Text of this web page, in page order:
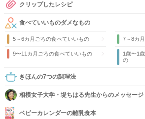
クリップしたレシピ
食べていいものダメなもの
5～6カ月ごろの食べていいもの 7～8カ
9〜11カ月ごろの食べていいもの
1歳〜1
の
きほんの7つの調理法
相模女子大学・堤ちはる先生からのメッセージ
ベビーカレンダーの離乳食本